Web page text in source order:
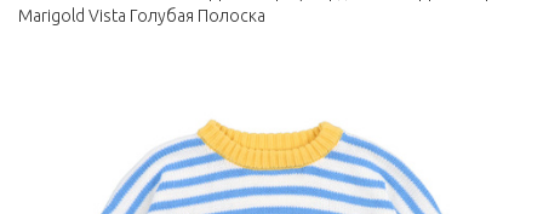
Marigold Vista Голубая Полоска